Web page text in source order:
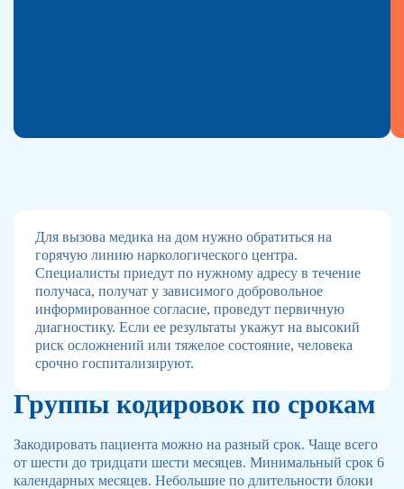
Группы кодировок по срокам
Закодировать пациента можно на разный срок. Чаще всего
от шести до тридцати шести месяцев. Минимальный срок 6
календарных месяцев. Небольшие по длительности блоки
Для вызова медика на дом нужно обратиться на
горячую линию наркологического центра.
Специалисты приедут по нужному адресу в течение
получаса, получат у зависимого добровольное
информированное согласие, проведут первичную
диагностику. Если ее результаты укажут на высокий
риск осложнений или тяжелое состояние, человека
срочно госпитализируют.